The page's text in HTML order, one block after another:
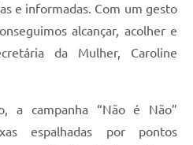
e informadas. Com um gesto
alcançar, acolher e
da Mulher, Caroline
a campanha “Não é Não”
espalhadas por pontos